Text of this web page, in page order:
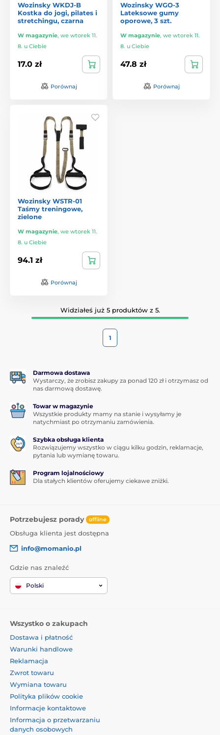
Wozinsky WKDJ-B
Kostka do jogi, pilates i
stretchingu, czarna
W magazynie, we wtorek 11.
8. u Ciebie
17.0 zł
Porównaj
Wozinsky WGO-3
Lateksowe gumy
oporowe, 3 szt.
W magazynie, we wtorek 11.
8. u Ciebie
47.8 zł
Porównaj
Wozinsky WSTR-01
Taśmy treningowe,
zielone
W magazynie, we wtorek 11.
8. u Ciebie
94.1 zł
Porównaj
Widziałeś już 5 produktów z 5.
1
Darmowa dostawa
Wystarczy, że zrobisz zakupy za ponad 120 zł i otrzymasz od
nas darmową dostawę.
Towar w magazynie
Wszystkie produkty mamy na stanie i wysyłamy je
natychmiast po otrzymaniu zamówienia.
Szybka obsługa klienta
Rozwiązujemy wszystko w ciągu kilku godzin, reklamacje,
pytania lub wymianę towaru.
Program lojalnościowy
Dla stałych klientów oferujemy ciekawe zniżki.
Potrzebujesz porady offline
Obsługa klienta jest dostępna
info@momanio.pl
Gdzie nas znaleźć
Polski
Wszystko o zakupach
Dostawa i płatność
Warunki handlowe
Reklamacja
Zwrot towaru
Wymiana towaru
Polityka plików cookie
Informacje kontaktowe
Informacja o przetwarzaniu
danych osobowych